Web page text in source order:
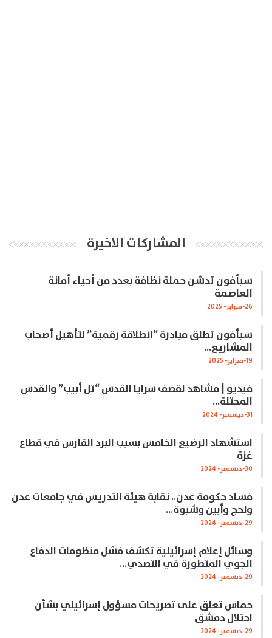
المشاركات الاخيرة
سبأفون تدشن حملة نظافة بعدد من أحياء أمانة
العاصمة
26-فبراير- 2025
سبأفون تطلق مبادرة “انطلاقة رقمية” لتأهيل أصحاب
المشاريع…
19-فبراير- 2025
فيديو | مشاهد لقصف سرايا القدس “تل أبيب” والقدس
المحتلة…
31-ديسمبر- 2024
استشهاد الرضيع الخامس بسبب البرد القارس في قطاع
غزة
30-ديسمبر- 2024
فساد حكومة عدن.. نقابة هيئة التدريس في جامعات عدن
ولحج وأبين وشبوة…
29-ديسمبر- 2024
وسائل إعلام إسرائيلية تكشف فشل منظومات الدفاع
الجوي المتطورة في التصدي…
29-ديسمبر- 2024
حماس تعلق على تصريحات مسؤول إسرائيلي بشأن
احتلال دمشق
29-ديسمبر- 2024